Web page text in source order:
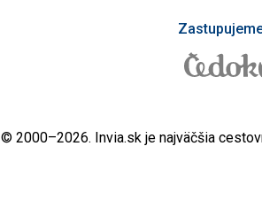
© 2000–2026. Invia.sk je najväčšia